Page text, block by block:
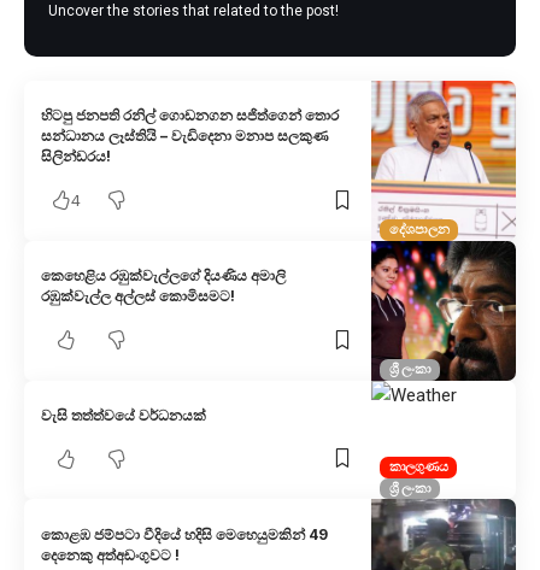
Uncover the stories that related to the post!
දේශපාලන
හිටපු ජනපති රනිල් ගොඩනගන සජිත්ගෙන් තොර
සන්ධානය ලෑස්තියි – වැඩිදෙනා මනාප සලකුණ
සිලින්ඩරය!
4
ශ්‍රී ලංකා
කෙහෙළිය රඹුක්වැල්ලගේ දියණිය අමාලි
රඹුක්වැල්ල අල්ලස් කොමිසමට!
කාලගුණය
ශ්‍රී ලංකා
වැසි තත්ත්වයේ වර්ධනයක්
කොළඹ ජම්පටා වීදියේ හදිසි මෙහෙයුමකින් 49
දෙනෙකු අත්අඩංගුවට !